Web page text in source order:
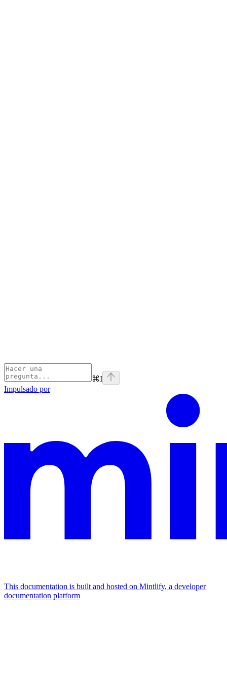
⌘I
Impulsado por
This documentation is built and hosted on Mintlify, a developer
documentation platform